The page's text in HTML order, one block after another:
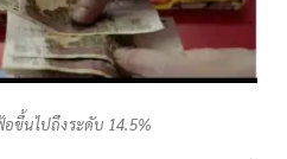
อขึ้นไปถึงระดับ 14.5%